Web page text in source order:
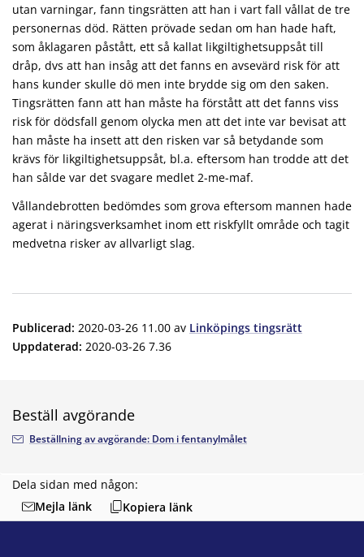
utan varningar, fann tingsrätten att han i vart fall vållat de tre
personernas död. Rätten prövade sedan om han hade haft,
som åklagaren påstått, ett så kallat likgiltighetsuppsåt till
dråp, dvs att han insåg att det fanns en avsevärd risk för att
hans kunder skulle dö men inte brydde sig om den saken.
Tingsrätten fann att han måste ha förstått att det fanns viss
risk för dödsfall genom olycka men att det inte var bevisat att
han måste ha insett att den risken var så betydande som
krävs för likgiltighetsuppsåt, bl.a. eftersom han trodde att det
han sålde var det svagare medlet 2-me-maf.
Vållandebrotten bedömdes som grova eftersom mannen hade
agerat i näringsverksamhet inom ett riskfyllt område och tagit
medvetna risker av allvarligt slag.
Publicerad: 2020-03-26 11.00 av Linköpings tingsrätt
Uppdaterad: 2020-03-26 7.36
Dela sidan med någon:
Mejla länk
Kopiera länk
Beställ avgörande
Beställning av avgörande: Dom i fentanylmålet